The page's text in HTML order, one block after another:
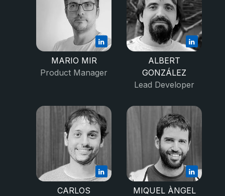
MARIO MIR
Product Manager
ALBERT
GONZÁLEZ
Lead Developer
CARLOS
MIQUEL ÀNGEL